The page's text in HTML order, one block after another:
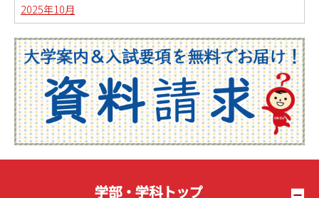
2025年10月
2025年08月
2025年07月
2025年06月
2025年05月
2025年04月
2025年03月
学部・学科トップ